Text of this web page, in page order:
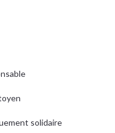
solidaire